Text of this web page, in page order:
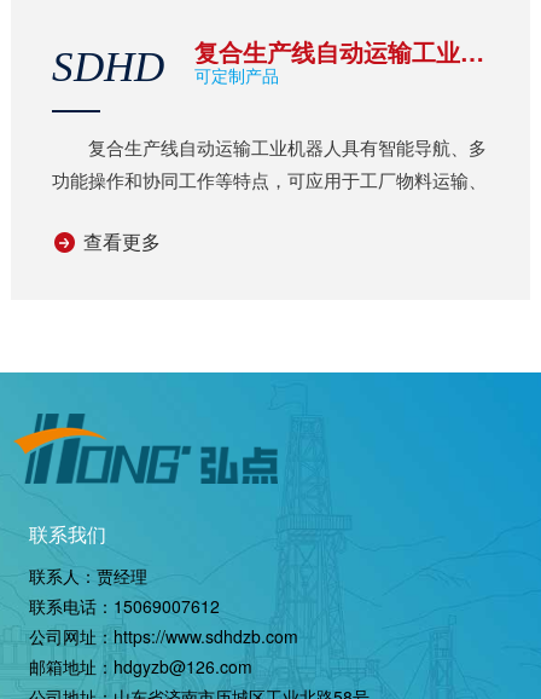
SDHD 复合生产线自动运输工业机器人
可定制产品
复合生产线自动运输工业机器人具有智能导航、多
功能操作和协同工作等特点，可应用于工厂物料运输、
性。 复合生产线自动运输工业机器人工厂物料运
查看更多
联系我们
联系人：贾经理
联系电话： 15069007612
公司网址： https://www.sdhdzb.com
邮箱地址：hdgyzb@126.com